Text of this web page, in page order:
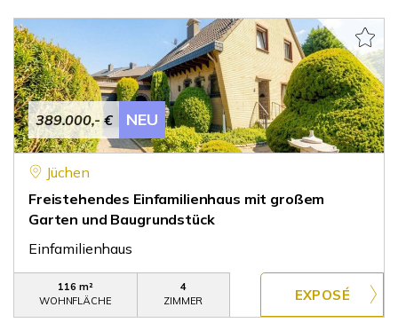
389.000,- € NEU
Jüchen
Freistehendes Einfamilienhaus mit großem
Garten und Baugrundstück
Einfamilienhaus
116 m²
WOHNFLÄCHE
4
ZIMMER